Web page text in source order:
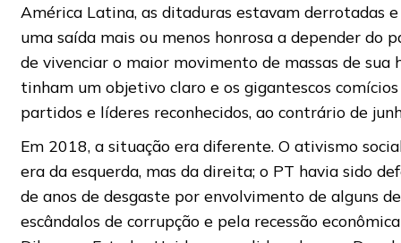
América Latina, as ditaduras estavam derrotadas
uma saída mais ou menos honrosa a depender do
de vivenciar o maior movimento de massas de sua
tinham um objetivo claro e os gigantescos
partidos e líderes reconhecidos, ao contrário de
Em 2018, a situação era diferente. O ativismo
era da esquerda, mas da direita; o PT havia sido
de anos de desgaste por envolvimento de alguns
escândalos de corrupção e pela recessão